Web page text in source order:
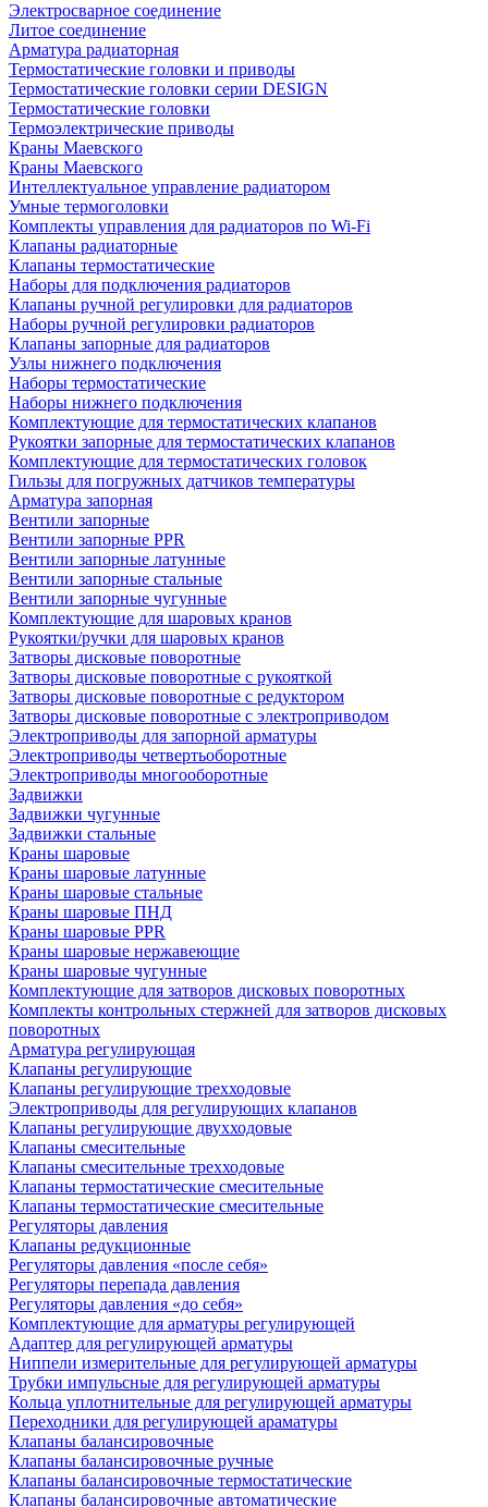
Электросварное соединение
Литое соединение
Арматура радиаторная
Термостатические головки и приводы
Термостатические головки серии DESIGN
Термостатические головки
Термоэлектрические приводы
Краны Маевского
Краны Маевского
Интеллектуальное управление радиатором
Умные термоголовки
Комплекты управления для радиаторов по Wi-Fi
Клапаны радиаторные
Клапаны термостатические
Наборы для подключения радиаторов
Клапаны ручной регулировки для радиаторов
Наборы ручной регулировки радиаторов
Клапаны запорные для радиаторов
Узлы нижнего подключения
Наборы термостатические
Наборы нижнего подключения
Комплектующие для термостатических клапанов
Рукоятки запорные для термостатических клапанов
Комплектующие для термостатических головок
Гильзы для погружных датчиков температуры
Арматура запорная
Вентили запорные
Вентили запорные PPR
Вентили запорные латунные
Вентили запорные стальные
Вентили запорные чугунные
Комплектующие для шаровых кранов
Рукоятки/ручки для шаровых кранов
Затворы дисковые поворотные
Затворы дисковые поворотные с рукояткой
Затворы дисковые поворотные с редуктором
Затворы дисковые поворотные с электроприводом
Электроприводы для запорной арматуры
Электроприводы четвертьоборотные
Электроприводы многооборотные
Задвижки
Задвижки чугунные
Задвижки стальные
Краны шаровые
Краны шаровые латунные
Краны шаровые стальные
Краны шаровые ПНД
Краны шаровые PPR
Краны шаровые нержавеющие
Краны шаровые чугунные
Комплектующие для затворов дисковых поворотных
Комплекты контрольных стержней для затворов дисковых
поворотных
Арматура регулирующая
Клапаны регулирующие
Клапаны регулирующие трехходовые
Электроприводы для регулирующих клапанов
Клапаны регулирующие двухходовые
Клапаны смесительные
Клапаны смесительные трехходовые
Клапаны термостатические смесительные
Клапаны термостатические смесительные
Регуляторы давления
Клапаны редукционные
Регуляторы давления «после себя»
Регуляторы перепада давления
Регуляторы давления «до себя»
Комплектующие для арматуры регулирующей
Адаптер для регулирующей арматуры
Ниппели измерительные для регулирующей арматуры
Трубки импульсные для регулирующей арматуры
Кольца уплотнительные для регулирующей арматуры
Переходники для регулирующей араматуры
Клапаны балансировочные
Клапаны балансировочные ручные
Клапаны балансировочные термостатические
Клапаны балансировочные автоматические